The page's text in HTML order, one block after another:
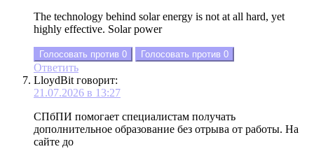
The technology behind solar energy is not at all hard, yet
highly effective. Solar power
Голосовать против 0 Голосовать против 0
Ответить
LloydBit говорит:
21.07.2026 в 13:27
СПбПИ помогает специалистам получать
дополнительное образование без отрыва от работы. На
сайте до